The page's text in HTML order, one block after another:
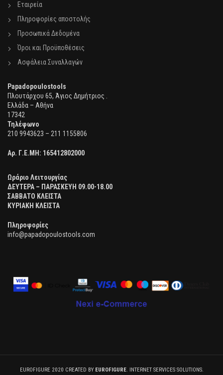
Εταιρεία
Πληροφορίες αποστολής
Προσωπικά Δεδομένα
Όροι και Προϋποθέσεις
Ασφάλεια Συναλλαγών
Papadopoulostools
Πλουτάρχου 65, Άγιος Δημήτριος .
Ελλάδα – Αθήνα
17342
Τηλέφωνο
210 9943623 – 211 1155806
Αρ. Γ.Ε.ΜΗ: 165412802000
Ωράριο Λειτουργίας
ΔΕΥΤΕΡΑ – ΠΑΡΑΣΚΕΥΗ 09.00-18.00
ΣΑΒΒΑΤΟ ΚΛΕΙΣΤΑ
ΚΥΡΙΑΚΗ ΚΛΕΙΣΤΑ
Πληροφορίες
info@papadopoulostools.com
EUROFIGURE 2020 CREATED BY EUROFIGURE. INTERNET SERVICES SOLUTIONS.